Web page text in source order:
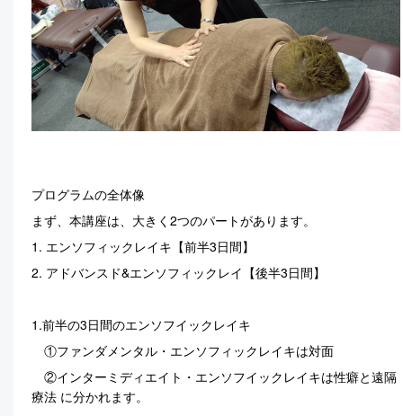
プログラムの全体像
まず、本講座は、大きく2つのパートがあります。
1. エンソフィックレイキ【前半3日間】
2. アドバンスド&エンソフィックレイ【後半3日間】
1.前半の3日間のエンソフイックレイキ
①ファンダメンタル・エンソフィックレイキは対面
②インターミディエイト・エンソフイックレイキは性癖と遠隔
療法 に分かれます。